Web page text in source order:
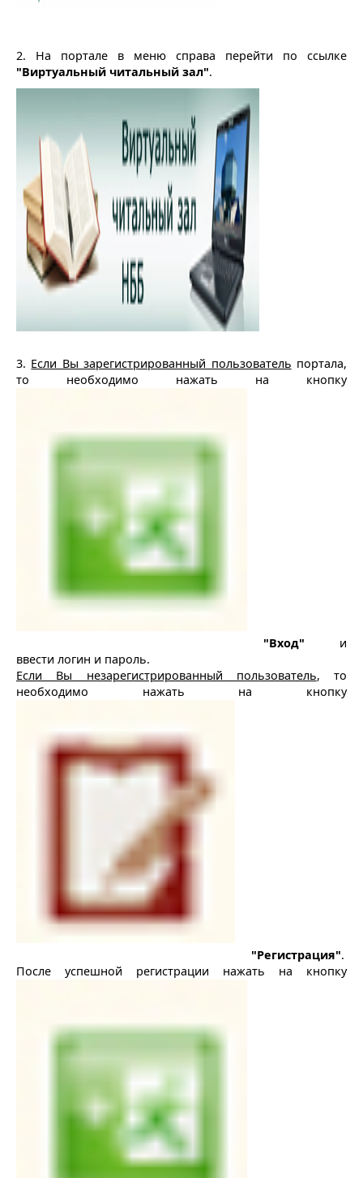
2. На портале в меню справа перейти по ссылке
"Виртуальный читальный зал".
3. Если Вы зарегистрированный пользователь портала,
то необходимо нажать на кнопку
"Вход" и
ввести логин и пароль.
Если Вы незарегистрированный пользователь, то
необходимо нажать на кнопку
"Регистрация".
После успешной регистрации нажать на кнопку